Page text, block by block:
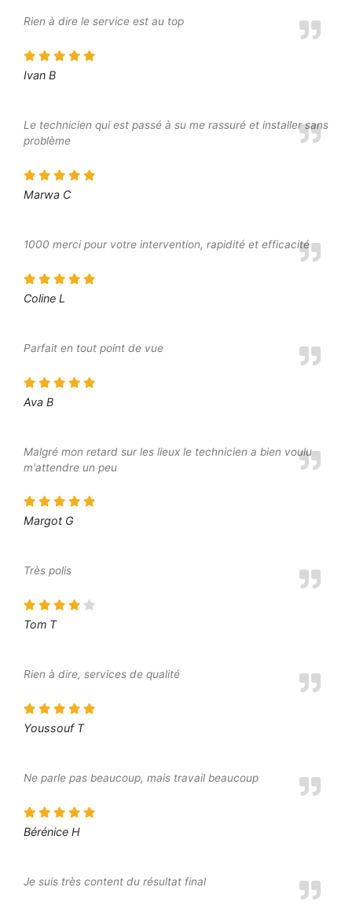
Rien à dire le service est au top
Ivan B
Le technicien qui est passé à su me rassuré et installer sans
problème
Marwa C
1000 merci pour votre intervention, rapidité et efficacité
Coline L
Parfait en tout point de vue
Ava B
Malgré mon retard sur les lieux le technicien a bien voulu
m'attendre un peu
Margot G
Très polis
Tom T
Rien à dire, services de qualité
Youssouf T
Ne parle pas beaucoup, mais travail beaucoup
Bérénice H
Je suis très content du résultat final